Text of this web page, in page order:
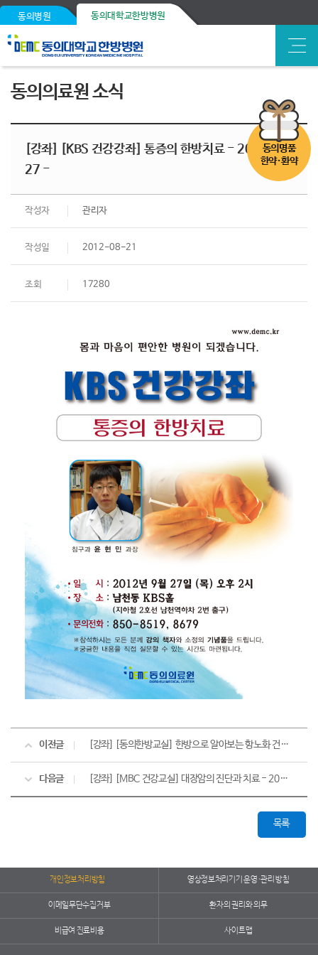
동의병원 동의대학교한방병원
동의명품
한약·환약
동의의료원 소식
[강좌] [KBS 건강강좌] 통증의 한방치료 - 2012. 9.
27 -
작성자 관리자
작성일 2012-08-21
조회 17280
이전글 [강좌] [동의한방교실] 한방으로 알아보는 항노화 건강법 - 2012. 10. 18 -
다음글 [강좌] [MBC 건강교실] 대장암의 진단과 치료 - 2012. 9. 26 -
목록
개인정보처리방침 영상정보처리기기 운영·관리 방침
이메일무단수집거부 환자의 권리와 의무
비급여 진료비용 사이트맵